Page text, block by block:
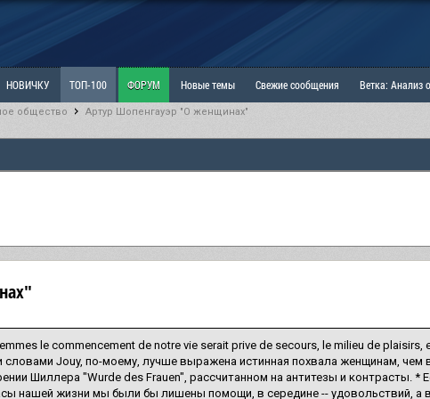
НОВИЧКУ ТОП-100 ФОРУМ Новые темы Свежие сообщения Ветка: Анализ
Наболевшее. Выскажись! РАЗДЕЛ: Мы и Женщины
общество Артур Шопенгауэр "О женщинах"
le commencement de notre vie serait prive de secours, le milieu de
словами Jouy, по-моему, лучше выражена истинная похвала женщинам, чем
Шиллера "Wurde des Frauen", рассчитанном на антитезы и контрасты. *
нашей жизни мы были бы лишены помощи, в середине -- удовольствий, а